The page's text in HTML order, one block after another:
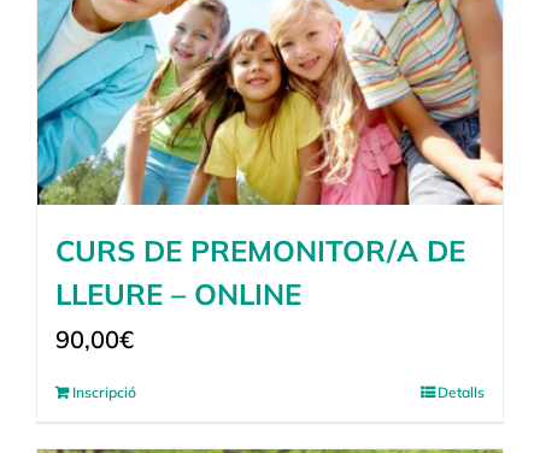
CURS DE PREMONITOR/A DE
LLEURE – ONLINE
90,00€
Inscripció Detalls